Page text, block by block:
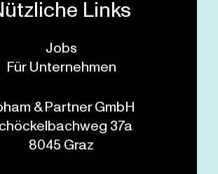
Links
Jobs
Für Unternehmen
& Partner GmbH
37a
8045 Graz